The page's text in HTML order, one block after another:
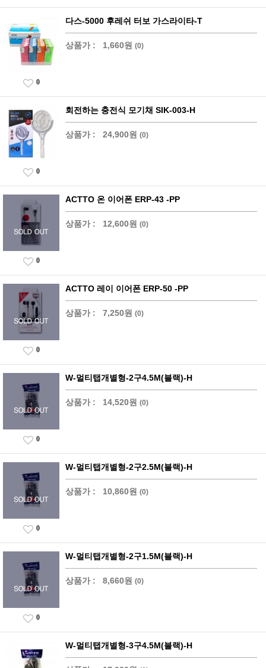
다스-5000 후레쉬 터보 가스라이타-T
상품가 : 1,660원 (0)
0
회전하는 충전식 모기채 SIK-003-H
상품가 : 24,900원 (0)
0
ACTTO 온 이어폰 ERP-43 -PP
상품가 : 12,600원 (0)
0
ACTTO 레이 이어폰 ERP-50 -PP
상품가 : 7,250원 (0)
0
W-멀티탭개별형-2구4.5M(블랙)-H
상품가 : 14,520원 (0)
0
W-멀티탭개별형-2구2.5M(블랙)-H
상품가 : 10,860원 (0)
0
W-멀티탭개별형-2구1.5M(블랙)-H
상품가 : 8,660원 (0)
0
W-멀티탭개별형-3구4.5M(블랙)-H